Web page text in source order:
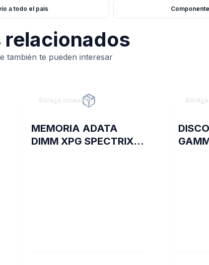
5600MHz
cantidad
a todo el país
también te pueden interesar
Entrega inmediata
MEMORIA ADATA
DIMM XPG SPECTRIX